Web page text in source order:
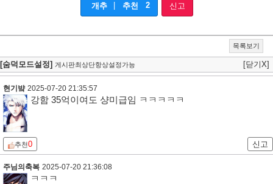
개추 추천 2 신고
목록보기
[숨덕모드설정] 게시판최상단항상설정가능 [닫기X]
현기뱤 2025-07-20 21:35:57
강함 35억이여도 샹미급임 ㅋㅋㅋㅋㅋ
추천0 신고
주님의축복 2025-07-20 21:36:08
ㅋㅋㅋ